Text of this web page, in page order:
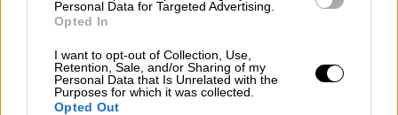
Personal Data for Targeted Advertising.
Opted In
I want to opt-out of Collection, Use,
Retention, Sale, and/or Sharing of my
Personal Data that Is Unrelated with the
Purposes for which it was collected.
Opted Out